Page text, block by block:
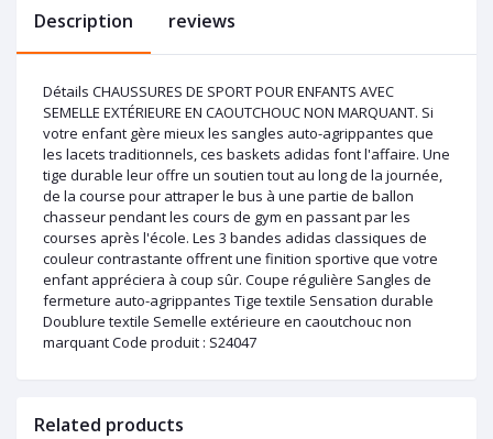
Description reviews
Détails CHAUSSURES DE SPORT POUR ENFANTS AVEC
SEMELLE EXTÉRIEURE EN CAOUTCHOUC NON MARQUANT. Si
votre enfant gère mieux les sangles auto-agrippantes que
les lacets traditionnels, ces baskets adidas font l'affaire. Une
tige durable leur offre un soutien tout au long de la journée,
de la course pour attraper le bus à une partie de ballon
chasseur pendant les cours de gym en passant par les
courses après l'école. Les 3 bandes adidas classiques de
couleur contrastante offrent une finition sportive que votre
enfant appréciera à coup sûr. Coupe régulière Sangles de
fermeture auto-agrippantes Tige textile Sensation durable
Doublure textile Semelle extérieure en caoutchouc non
marquant Code produit : S24047
Related products